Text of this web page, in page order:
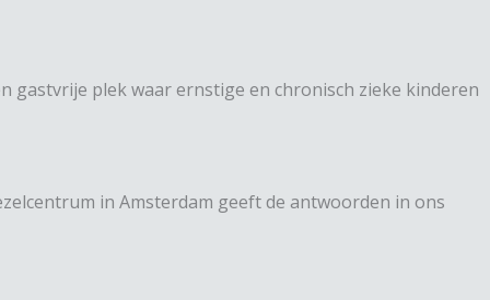
gastvrije plek waar ernstige en chronisch zieke kinderen
in Amsterdam geeft de antwoorden in ons